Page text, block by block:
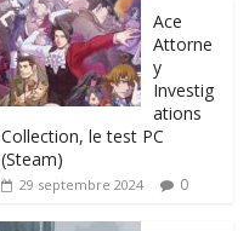
Ace
Attorne
y
Investig
ations
Collection, le test PC
(Steam)
29 septembre 2024 0